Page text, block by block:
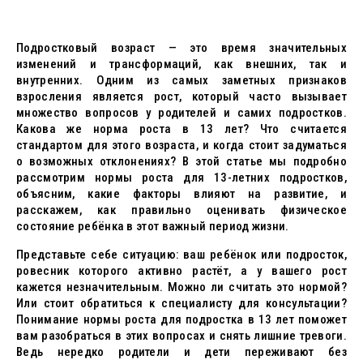
Подростковый возраст — это время значительных
изменений и трансформаций, как внешних, так и
внутренних. Одним из самых заметных признаков
взросления является рост, который часто вызывает
множество вопросов у родителей и самих подростков.
Какова же норма роста в 13 лет? Что считается
стандартом для этого возраста, и когда стоит задуматься
о возможных отклонениях? В этой статье мы подробно
рассмотрим нормы роста для 13-летних подростков,
объясним, какие факторы влияют на развитие, и
расскажем, как правильно оценивать физическое
состояние ребёнка в этот важный период жизни.
Представьте себе ситуацию: ваш ребёнок или подросток,
ровесник которого активно растёт, а у вашего рост
кажется незначительным. Можно ли считать это нормой?
Или стоит обратиться к специалисту для консультации?
Понимание нормы роста для подростка в 13 лет поможет
вам разобраться в этих вопросах и снять лишние тревоги.
Ведь нередко родители и дети переживают без